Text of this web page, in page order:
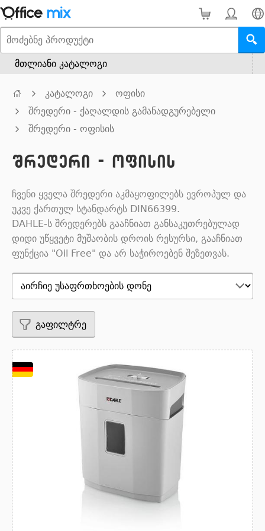
მთლიანი კატალოგი
კატალოგი
ოფისი
შრედერი - ქაღალდის გამანადგურებელი
შრედერი - ოფისის
შრედერი - ოფისის
ჩვენი ყველა შრედერი აკმაყოფილებს ევროპულ და
უკვე ქართულ სტანდარტს DIN66399.
DAHLE-ს შრედერებს გააჩნიათ განსაკუთრებულად
დიდი უწყვეტი მუშაობის დროის რესურსი, გააჩნიათ
ფუნქცია "Oil Free" და არ საჭიროებენ შეზეთვას.
გაფილტრე